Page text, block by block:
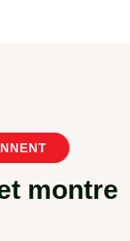
t montre